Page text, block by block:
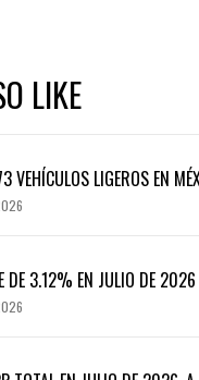
LIKE
VEHÍCULOS LIGEROS EN
DE 3.12% EN JULIO DE 2026